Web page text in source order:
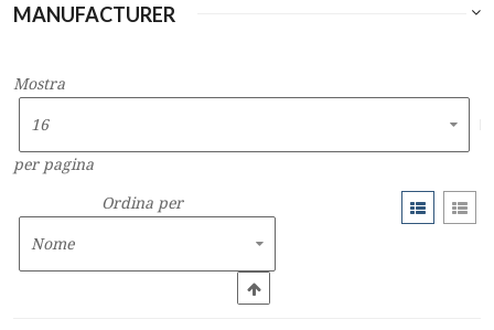
MANUFACTURER
Mostra
per pagina
Ordina per